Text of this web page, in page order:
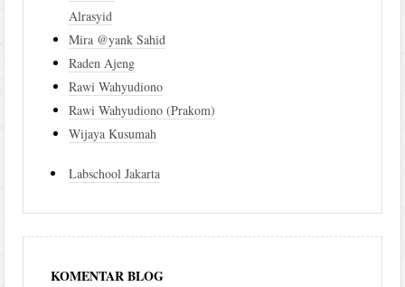
Alrasyid
Mira @yank Sahid
Raden Ajeng
Rawi Wahyudiono
Rawi Wahyudiono (Prakom)
Wijaya Kusumah
Labschool Jakarta
KOMENTAR BLOG